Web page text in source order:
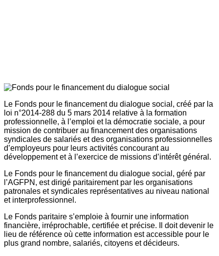
Le Fonds pour le financement du dialogue social, créé par la
loi n°2014-288 du 5 mars 2014 relative à la formation
professionnelle, à l’emploi et la démocratie sociale, a pour
mission de contribuer au financement des organisations
syndicales de salariés et des organisations professionnelles
d’employeurs pour leurs activités concourant au
développement et à l’exercice de missions d’intérêt général.
Le Fonds pour le financement du dialogue social, géré par
l’AGFPN, est dirigé paritairement par les organisations
patronales et syndicales représentatives au niveau national
et interprofessionnel.
Le Fonds paritaire s’emploie à fournir une information
financière, irréprochable, certifiée et précise. Il doit devenir le
lieu de référence où cette information est accessible pour le
plus grand nombre, salariés, citoyens et décideurs.